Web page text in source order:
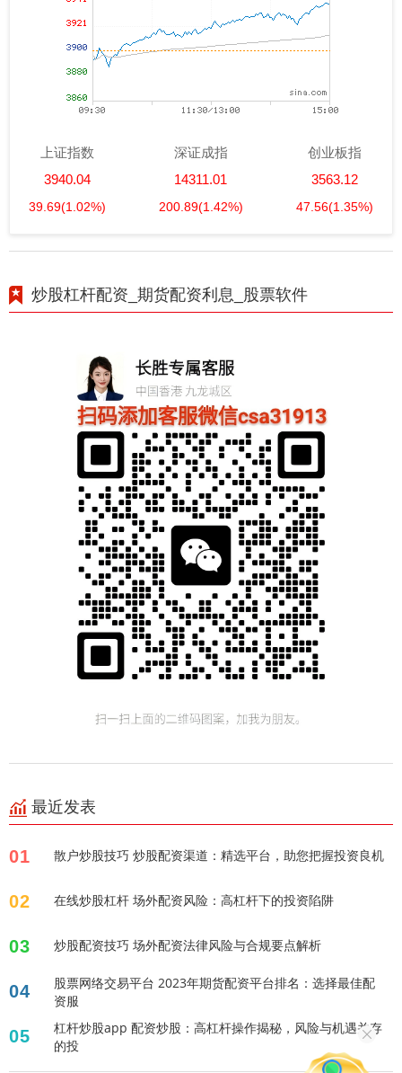
上证指数
3940.04
39.69(1.02%)
深证成指
14311.01
200.89(1.42%)
创业板指
3563.12
47.56(1.35%)
炒股杠杆配资_期货配资利息_股票软件
最近发表
01 散户炒股技巧 炒股配资渠道：精选平台，助您把握投资良机
02 在线炒股杠杆 场外配资风险：高杠杆下的投资陷阱
03 炒股配资技巧 场外配资法律风险与合规要点解析
04
股票网络交易平台 2023年期货配资平台排名：选择最佳配
资服
05
杠杆炒股app 配资炒股：高杠杆操作揭秘，风险与机遇并存
的投